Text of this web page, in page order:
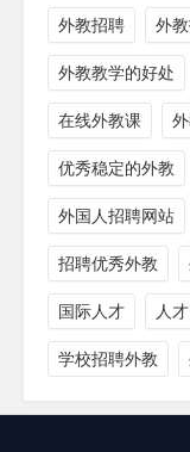
外教招聘 外
外教教学的好处
在线外教课
优秀稳定的外教
外国人招聘网站
招聘优秀外教
国际人才 人
学校招聘外教